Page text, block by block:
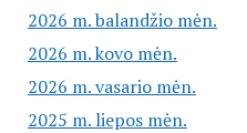
2026 m. balandžio mėn.
2026 m. kovo mėn.
2026 m. vasario mėn.
2025 m. liepos mėn.